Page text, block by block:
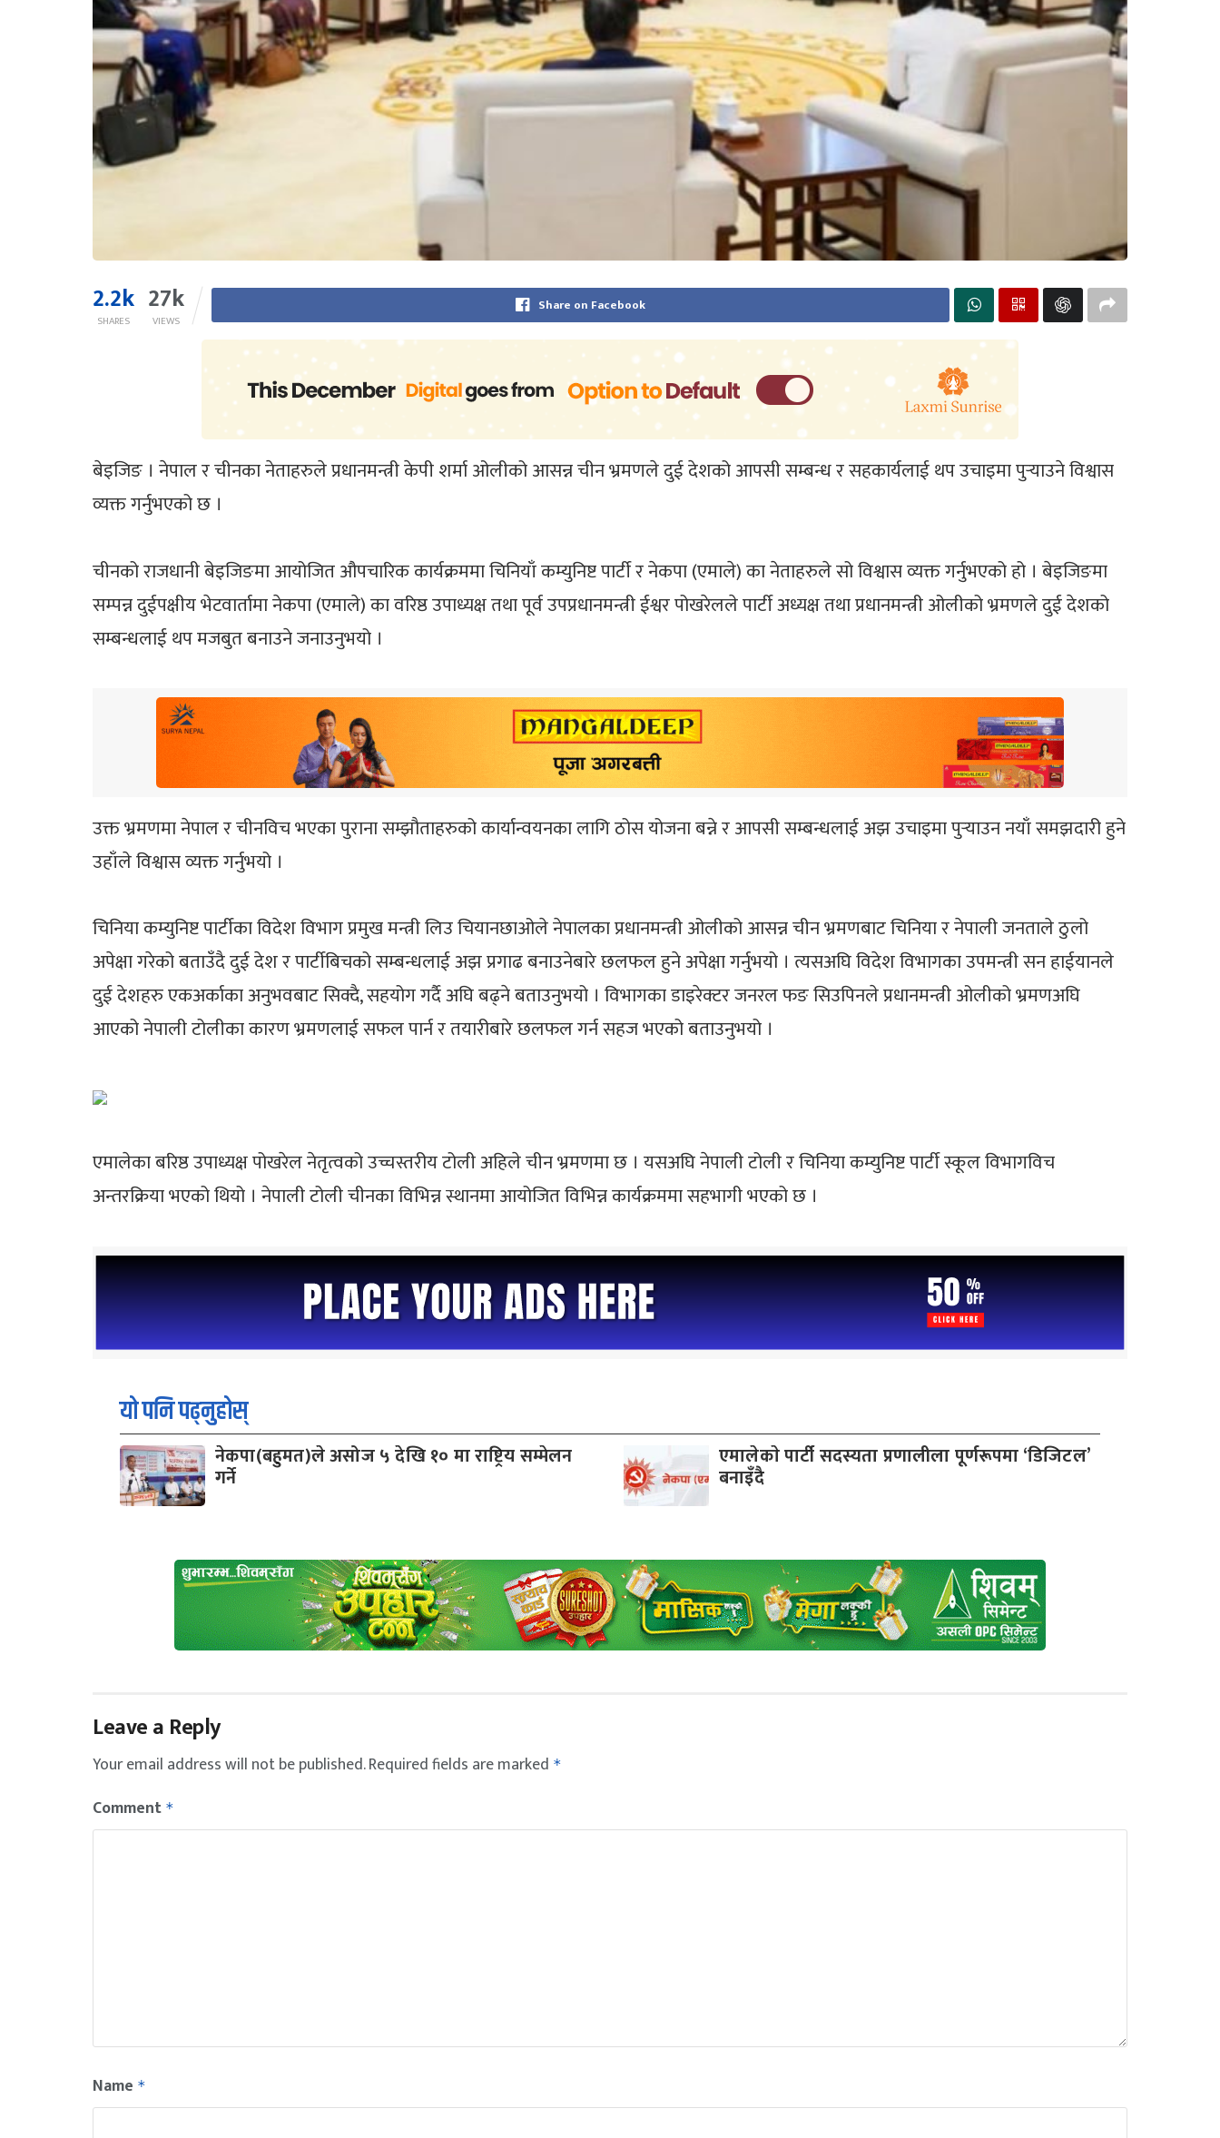
2.2k
SHARES
27k
VIEWS
Share on Facebook
बेइजिङ । नेपाल र चीनका नेताहरुले प्रधानमन्त्री केपी शर्मा ओलीको आसन्न चीन भ्रमणले दुई देशको आपसी सम्बन्ध र सहकार्यलाई थप उचाइमा पुर्‍याउने विश्वास
व्यक्त गर्नुभएको छ ।
चीनको राजधानी बेइजिङमा आयोजित औपचारिक कार्यक्रममा चिनियाँ कम्युनिष्ट पार्टी र नेकपा (एमाले) का नेताहरुले सो विश्वास व्यक्त गर्नुभएको हो । बेइजिङमा
सम्पन्न दुईपक्षीय भेटवार्तामा नेकपा (एमाले) का वरिष्ठ उपाध्यक्ष तथा पूर्व उपप्रधानमन्त्री ईश्वर पोखरेलले पार्टी अध्यक्ष तथा प्रधानमन्त्री ओलीको भ्रमणले दुई देशको
सम्बन्धलाई थप मजबुत बनाउने जनाउनुभयो ।
उक्त भ्रमणमा नेपाल र चीनविच भएका पुराना सम्झौताहरुको कार्यान्वयनका लागि ठोस योजना बन्ने र आपसी सम्बन्धलाई अझ उचाइमा पुर्‍याउन नयाँ समझदारी हुने
उहाँले विश्वास व्यक्त गर्नुभयो ।
चिनिया कम्युनिष्ट पार्टीका विदेश विभाग प्रमुख मन्त्री लिउ चियानछाओले नेपालका प्रधानमन्त्री ओलीको आसन्न चीन भ्रमणबाट चिनिया र नेपाली जनताले ठुलो
अपेक्षा गरेको बताउँदै दुई देश र पार्टीबिचको सम्बन्धलाई अझ प्रगाढ बनाउनेबारे छलफल हुने अपेक्षा गर्नुभयो । त्यसअघि विदेश विभागका उपमन्त्री सन हाईयानले
दुई देशहरु एकअर्काका अनुभवबाट सिक्दै, सहयोग गर्दै अघि बढ्ने बताउनुभयो । विभागका डाइरेक्टर जनरल फङ सिउपिनले प्रधानमन्त्री ओलीको भ्रमणअघि
आएको नेपाली टोलीका कारण भ्रमणलाई सफल पार्न र तयारीबारे छलफल गर्न सहज भएको बताउनुभयो ।
एमालेका बरिष्ठ उपाध्यक्ष पोखरेल नेतृत्वको उच्चस्तरीय टोली अहिले चीन भ्रमणमा छ । यसअघि नेपाली टोली र चिनिया कम्युनिष्ट पार्टी स्कूल विभागविच
अन्तरक्रिया भएको थियो । नेपाली टोली चीनका विभिन्न स्थानमा आयोजित विभिन्न कार्यक्रममा सहभागी भएको छ ।
यो पनि पढ्नुहोस्
नेकपा(बहुमत)ले असोज ५ देखि १० मा राष्ट्रिय सम्मेलन
गर्ने
एमालेकाे पार्टी सदस्यता प्रणालीला पूर्णरूपमा ‘डिजिटल’
बनाइँदै
Leave a Reply
Your email address will not be published.Required fields are marked *
Comment *
Name *